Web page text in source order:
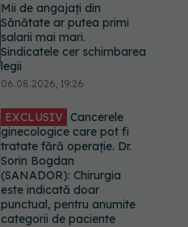
Mii de angajați din
Sănătate ar putea primi
salarii mai mari.
Sindicatele cer schimbarea
legii
06.08.2026, 19:26
EXCLUSIV Cancerele
ginecologice care pot fi
tratate fără operație. Dr.
Sorin Bogdan
(SANADOR): Chirurgia
este indicată doar
punctual, pentru anumite
categorii de paciente